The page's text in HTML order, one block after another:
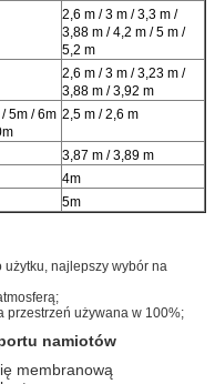
2,6 m / 3 m / 3,3 m /
3,88 m / 4,2 m / 5 m /
5,2 m
2,6 m / 3 m / 3,23 m /
3,88 m / 3,92 m
5m / 6m 2,5 m / 2,6 m
3,87 m / 3,89 m
4m
5m
najlepszy wybór na
przestrzeń używana w 100%;
namiotów
membranową